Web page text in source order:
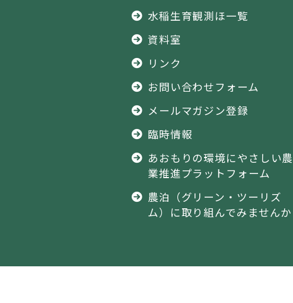
水稲生育観測ほ一覧
資料室
リンク
お問い合わせフォーム
メールマガジン登録
臨時情報
あおもりの環境にやさしい農
業推進プラットフォーム
農泊（グリーン・ツーリズ
ム）に取り組んでみませんか